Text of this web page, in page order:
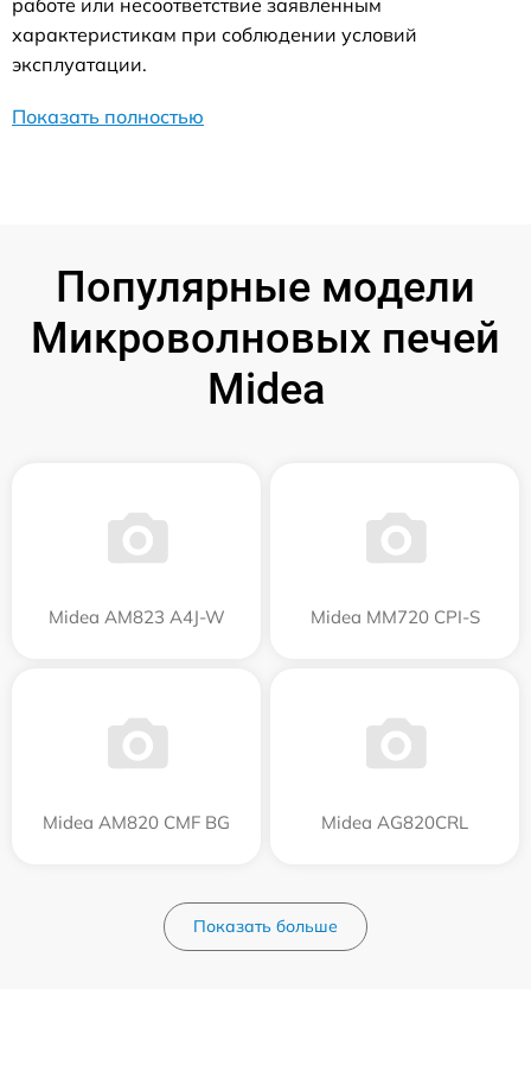
характеристикам при соблюдении условий
эксплуатации.
Показать полностью
Популярные модели
Микроволновых печей
Midea
Midea AM823 A4J-W Midea MM720 CPI-S
Midea AM820 CMF BG Midea AG820CRL
Показать больше